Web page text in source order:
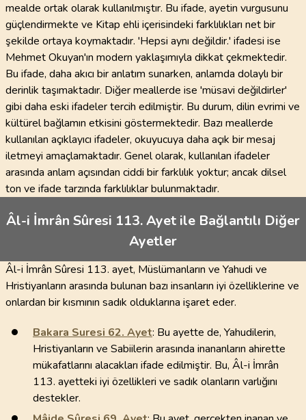
mealde ortak olarak kullanılmıştır. Bu ifade, ayetin vurgusunu
güçlendirmekte ve Kitap ehli içerisindeki farklılıkları net bir
şekilde ortaya koymaktadır. 'Hepsi aynı değildir.' ifadesi ise
Mehmet Okuyan'ın modern yaklaşımıyla dikkat çekmektedir.
Bu ifade, daha akıcı bir anlatım sunarken, anlamda dolaylı bir
derinlik taşımaktadır. Diğer meallerde ise 'müsavi değildirler'
gibi daha eski ifadeler tercih edilmiştir. Bu durum, dilin evrimi ve
kültürel bağlamın etkisini göstermektedir. Bazı meallerde
kullanılan açıklayıcı ifadeler, okuyucuya daha açık bir mesaj
iletmeyi amaçlamaktadır. Genel olarak, kullanılan ifadeler
arasında anlam açısından ciddi bir farklılık yoktur; ancak dilsel
ton ve ifade tarzında farklılıklar bulunmaktadır.
Âl-i İmrân Sûresi 113. Ayet ile Bağlantılı Diğer
Ayetler
Âl-i İmrân Sûresi 113. ayet, Müslümanların ve Yahudi ve
Hristiyanların arasında bulunan bazı insanların iyi özelliklerine ve
onlardan bir kısmının sadık olduklarına işaret eder.
Bakara Suresi 62. Ayet: Bu ayette de, Yahudilerin,
Hristiyanların ve Sabiilerin arasında inananların ahirette
mükafatlarını alacakları ifade edilmiştir. Bu, Âl-i İmrân
113. ayetteki iyi özellikleri ve sadık olanların varlığını
destekler.